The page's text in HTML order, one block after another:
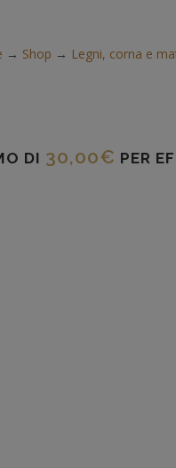
→ Shop → Legni, corna e
DI 30,00€ PER